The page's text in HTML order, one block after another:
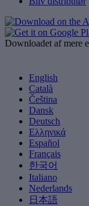
Downloadet af mere
English
Català
Čeština
Dansk
Deutsch
Ελληνικά
Español
Français
한국어
Italiano
Nederlands
日本語